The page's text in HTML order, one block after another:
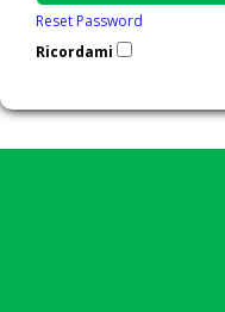
Reset Password
Ricordami